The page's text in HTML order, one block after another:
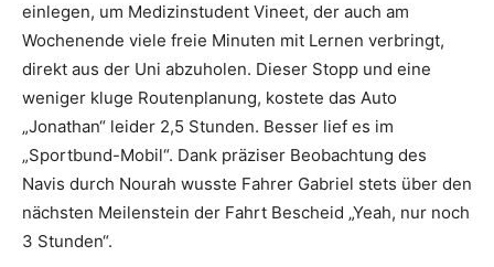
einlegen, um Medizinstudent Vineet, der auch am
Wochenende viele freie Minuten mit Lernen verbringt,
direkt aus der Uni abzuholen. Dieser Stopp und eine
weniger kluge Routenplanung, kostete das Auto
„Jonathan“ leider 2,5 Stunden. Besser lief es im
„Sportbund-Mobil“. Dank präziser Beobachtung des
Navis durch Nourah wusste Fahrer Gabriel stets über den
nächsten Meilenstein der Fahrt Bescheid „Yeah, nur noch
3 Stunden“.